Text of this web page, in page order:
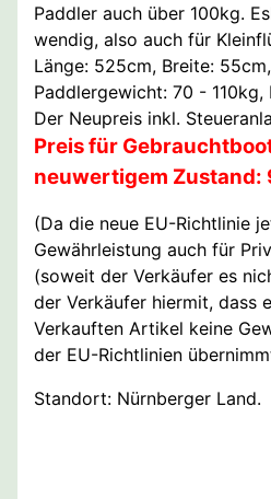
Paddler auch über 100kg.
wendig, also auch für
Länge: 525cm, Breite:
Paddlergewicht: 70 -
Der Neupreis inkl.
Preis für
neuwertigem Zustand:
(Da die neue EU-Richtlinie
Gewährleistung auch für
(soweit der Verkäufer es
der Verkäufer hiermit, dass
Verkauften Artikel keine
der EU-Richtlinien
Standort: Nürnberger Land.